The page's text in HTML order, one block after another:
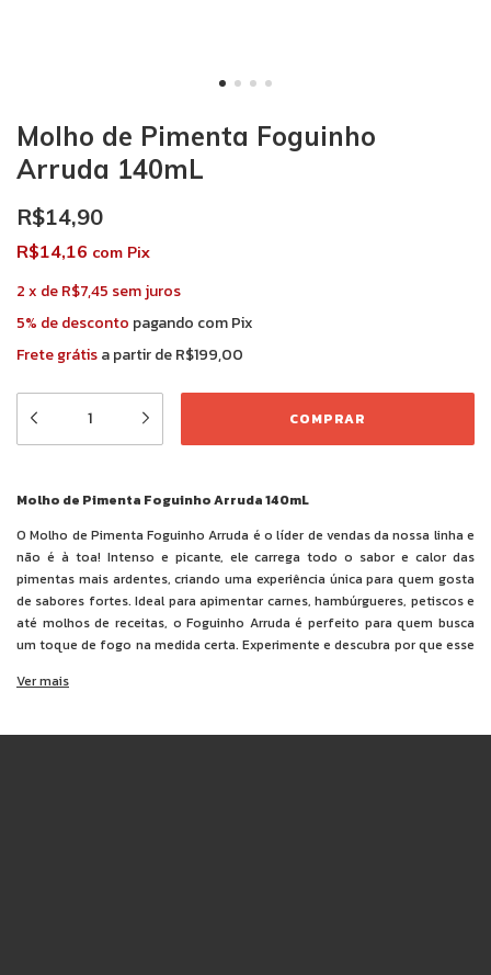
Molho de Pimenta Foguinho
Arruda 140mL
R$14,90
R$14,16 com Pix
2x deR$7,45 sem juros
5% de desconto pagando com Pix
Frete grátisa partir deR$199,00
Molho de Pimenta Foguinho Arruda 140mL
O Molho de Pimenta Foguinho Arruda é o líder de vendas da nossa linha e
não é à toa! Intenso e picante, ele carrega todo o sabor e calor das
pimentas mais ardentes, criando uma experiência única para quem gosta
de sabores fortes. Ideal para apimentar carnes, hambúrgueres, petiscos e
até molhos de receitas, o Foguinho Arruda é perfeito para quem busca
um toque de fogo na medida certa. Experimente e descubra por que esse
Ver mais